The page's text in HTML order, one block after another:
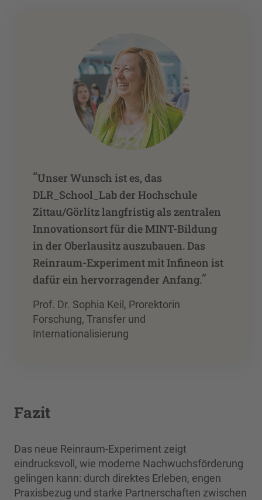
“Unser Wunsch ist es, das
DLR_School_Lab der Hochschule
Zittau/Görlitz langfristig als zentralen
Innovationsort für die MINT-Bildung
in der Oberlausitz auszubauen. Das
Reinraum-Experiment mit Infineon ist
dafür ein hervorragender Anfang.”
Prof. Dr. Sophia Keil, Prorektorin
Forschung, Transfer und
Internationalisierung
Fazit
Das neue Reinraum-Experiment zeigt
eindrucksvoll, wie moderne Nachwuchsförderung
gelingen kann: durch direktes Erleben, engen
Praxisbezug und starke Partnerschaften zwischen